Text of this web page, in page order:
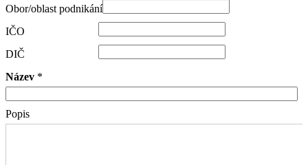
Obor/oblast podnikání
IČO
DIČ
Název *
Popis